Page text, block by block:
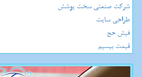
شرکت صنعتی سخت پوشش
طراحی سایت
فیش حج
قیمت بیسیم